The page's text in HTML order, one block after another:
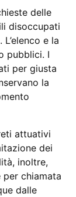
delle
disoccupati
e la
pubblici. I
per giusta
la
attuativi
dei
inoltre,
chiamata
dalle